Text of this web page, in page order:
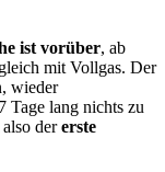
ist vorüber, ab
mit Vollgas. Der
wieder
Tage lang nichts zu
dererste